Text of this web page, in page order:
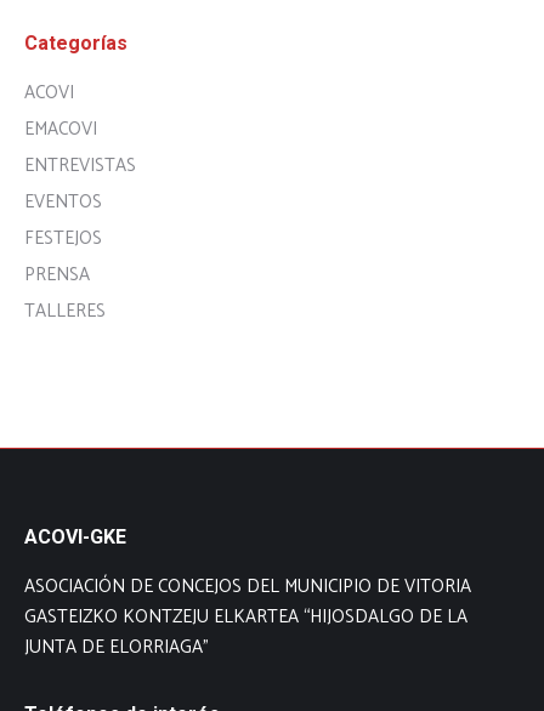
Categorías
ACOVI
EMACOVI
ENTREVISTAS
EVENTOS
FESTEJOS
PRENSA
TALLERES
ACOVI-GKE
ASOCIACIÓN DE CONCEJOS DEL MUNICIPIO DE VITORIA
GASTEIZKO KONTZEJU ELKARTEA “HIJOSDALGO DE LA
JUNTA DE ELORRIAGA”